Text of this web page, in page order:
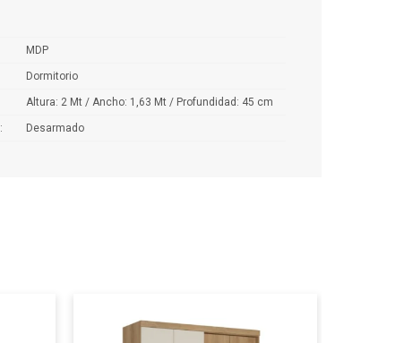
MDP
Dormitorio
Altura: 2 Mt / Ancho: 1,63 Mt / Profundidad: 45 cm
Desarmado